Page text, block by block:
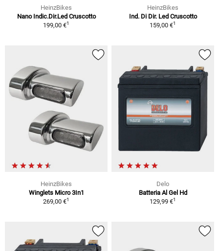
HeinzBikes
Nano Indic.Dir.Led Cruscotto
199,00 €1
HeinzBikes
Ind. Di Dir. Led Cruscotto
159,00 €1
HeinzBikes
Winglets Micro 3In1
269,00 €1
Delo
Batteria Al Gel Hd
129,99 €1